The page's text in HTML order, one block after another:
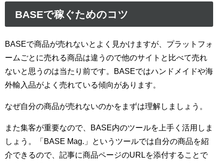
BASEで稼ぐためのコツ
BASEで商品が売れないとよく見かけますが、プラットフォ
ームごとに売れる商品は違うので他のサイトと比べて売れ
ないと思うのは当たり前です。BASEではハンドメイドや海
外輸入品がよく売れている傾向があります。
なぜ自分の商品が売れないのかをまずは理解しましょう。
また集客が重要なので、BASE内のツールを上手く活用しま
しょう。「BASE Mag.」というツールでは自分の商品を紹
介できるので、記事に商品ページのURLを添付することで